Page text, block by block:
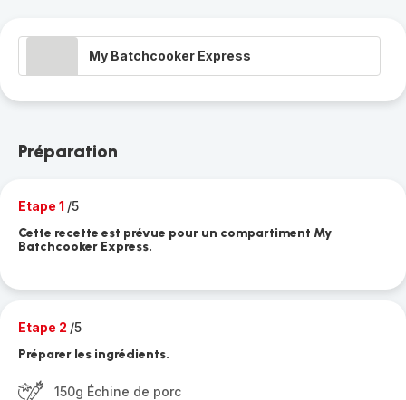
My Batchcooker Express
Préparation
Etape 1 /5
Cette recette est prévue pour un compartiment My
Batchcooker Express.
Etape 2 /5
Préparer les ingrédients.
150g Échine de porc